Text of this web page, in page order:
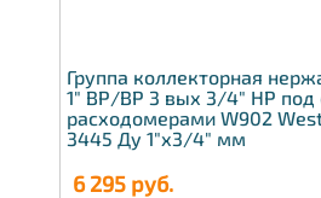
Группа коллекторная
1" ВР/ВР 3 вых 3/4" НР под
расходомерами W902
3445 Ду 1"х3/4" мм
6 295 руб.